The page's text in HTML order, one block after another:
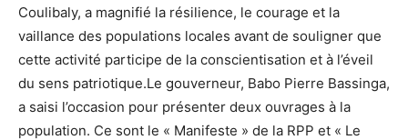
Coulibaly, a magnifié la résilience, le courage et la
vaillance des populations locales avant de souligner que
cette activité participe de la conscientisation et à l’éveil
du sens patriotique.Le gouverneur, Babo Pierre Bassinga,
a saisi l’occasion pour présenter deux ouvrages à la
population. Ce sont le « Manifeste » de la RPP et « Le